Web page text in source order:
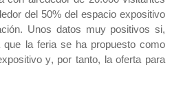
del 50% del espacio expositivo
Unos datos muy positivos si,
la feria se ha propuesto como
y, por tanto, la oferta para